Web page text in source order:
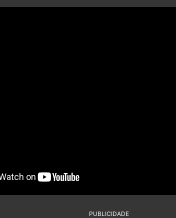
PUBLICIDADE